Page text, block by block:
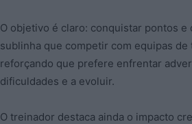
O objetivo é claro: conquistar pontos
sublinha que competir com equipas
reforçando que prefere enfrentar
dificuldades e a evoluir.
O treinador destaca ainda o impacto